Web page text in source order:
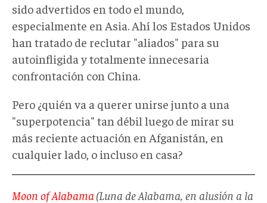
sido advertidos en todo el mundo,
especialmente en Asia. Ahí los Estados Unidos
han tratado de reclutar "aliados" para su
autoinfligida y totalmente innecesaria
confrontación con China.
Pero ¿quién va a querer unirse junto a una
"superpotencia" tan débil luego de mirar su
más reciente actuación en Afganistán, en
cualquier lado, o incluso en casa?
Moon of Alabama(Luna de Alabama, en alusión a la